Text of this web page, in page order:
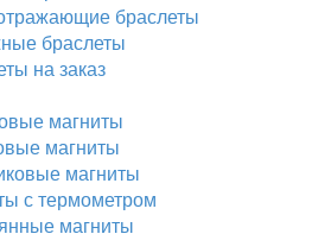
браслеты
браслеты
на заказ
магниты
магниты
магниты
с термометром
магниты